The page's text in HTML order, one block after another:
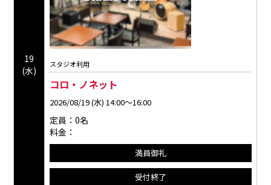
19
(水)
スタジオ利用
コロ・ノネット
2026/08/19 (水) 14:00～16:00
定員：0名
料金：
満員御礼
受付終了